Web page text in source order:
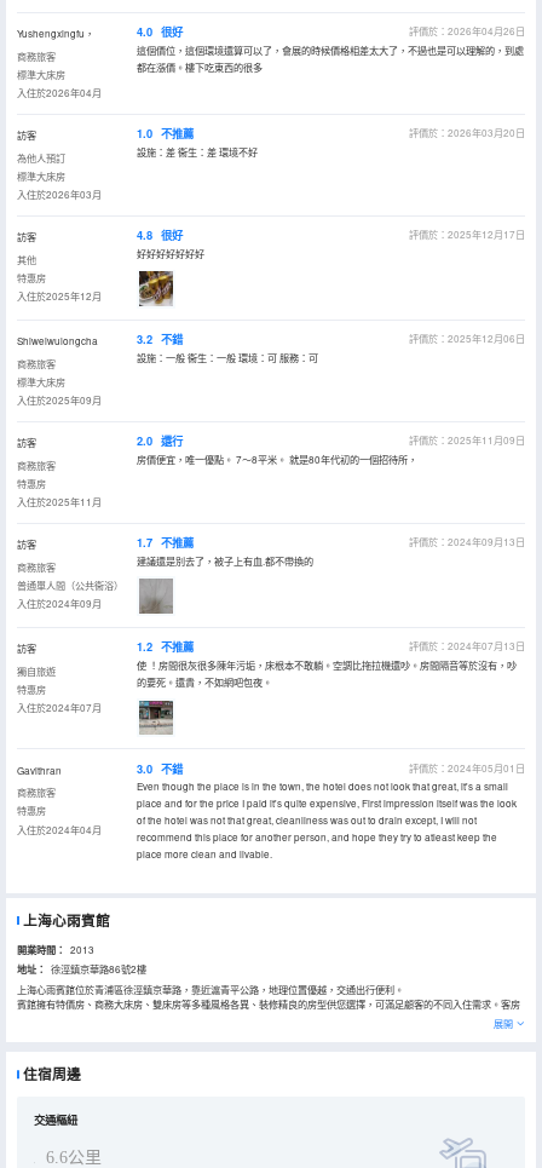
Yushengxingfu，
商務旅客
標準大床房
入住於2026年04月
4.0 很好
評價於：2026年04月26日
這個價位，這個環境還算可以了，會展的時候價格相差太大了，不過也是可以理解的，到處
都在漲價。樓下吃東西的很多
訪客
為他人預訂
標準大床房
入住於2026年03月
1.0 不推薦
評價於：2026年03月20日
設施：差 衞生：差 環境不好
訪客
其他
特惠房
入住於2025年12月
4.8 很好
評價於：2025年12月17日
好好好好好好好
Shiweiwulongcha
商務旅客
標準大床房
入住於2025年09月
3.2 不錯
評價於：2025年12月06日
設施：一般 衞生：一般 環境：可 服務：可
訪客
商務旅客
特惠房
入住於2025年11月
2.0 還行
評價於：2025年11月09日
房價便宜，唯一優點。 7～8平米。 就是80年代初的一個招待所，
訪客
商務旅客
普通單人間（公共衞浴）
入住於2024年09月
1.7 不推薦
評價於：2024年09月13日
建議還是別去了，被子上有血.都不帶換的
訪客
獨自旅遊
特惠房
入住於2024年07月
1.2 不推薦
評價於：2024年07月13日
使 ！房間很灰很多陳年污垢，床根本不敢躺。空調比拖拉機還吵。房間隔音等於沒有，吵
的要死。還貴，不如網吧包夜。
Gavithran
商務旅客
特惠房
入住於2024年04月
3.0 不錯
評價於：2024年05月01日
Even though the place is in the town, the hotel does not look that great, it's a small
place and for the price I paid it's quite expensive, First impression itself was the look
of the hotel was not that great, cleanliness was out to drain except, I will not
recommend this place for another person, and hope they try to atleast keep the
place more clean and livable.
上海心雨賓館
開業時間： 2013
地址：
徐涇鎮京華路86號2樓
上海心雨賓館位於青浦區徐涇鎮京華路，靠近滬青平公路，地理位置優越，交通出行便利。
賓館擁有特價房、商務大床房、雙床房等多種風格各異、裝修精良的房型供您選擇，可滿足顧客的不同入住需求。客房
上海心雨賓館整體設計清新雅緻，內部裝飾簡約時尚，是您外出旅行、商務辦公的理想休憩之所。賓館全體員工熱誠歡
展開
住宿周邊
交通樞紐
6.6公里